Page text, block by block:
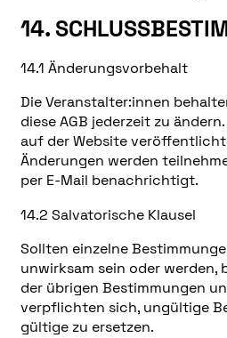
14.
14.1 Änderungsvorbehalt
Die Veranstalter:innen
diese AGB jederzeit zu
auf der Website
Änderungen werden
per E-Mail benachrichtigt.
14.2 Salvatorische Klausel
Sollten einzelne
unwirksam sein oder werden,
der übrigen Bestimmungen
verpflichten sich, ungültige
gültige zu ersetzen.